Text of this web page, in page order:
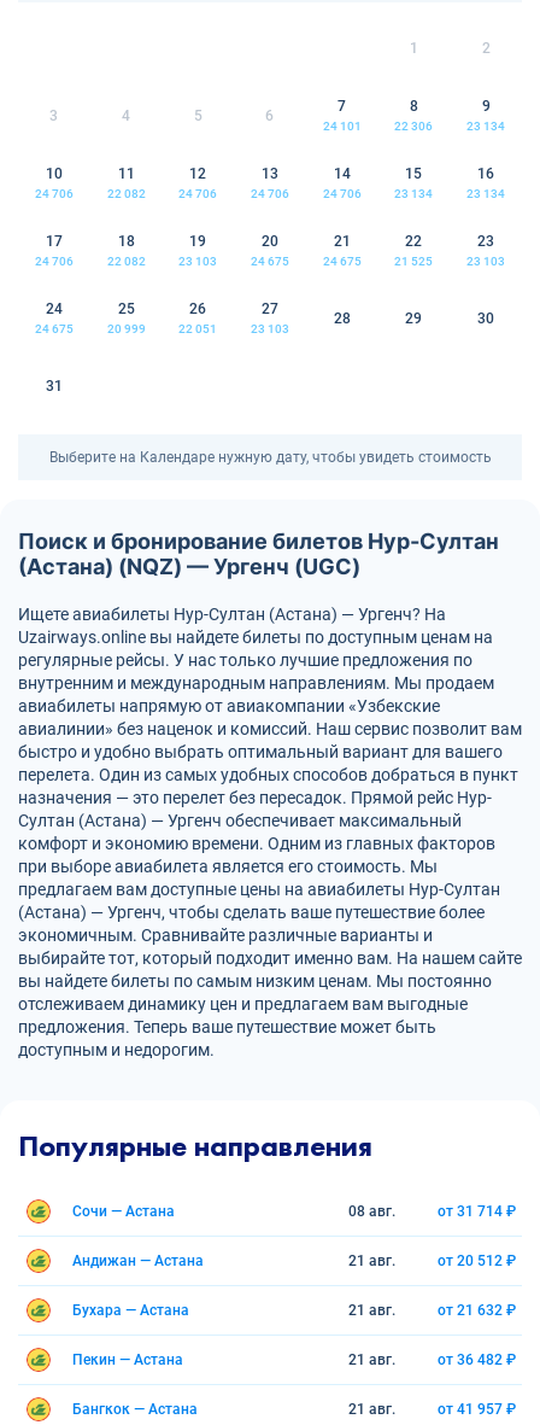
1 2
3 4 5 6
7
24 101
8
22 306
9
23 134
10
24 706
11
22 082
12
24 706
13
24 706
14
24 706
15
23 134
16
23 134
17
24 706
18
22 082
19
23 103
20
24 675
21
24 675
22
21 525
23
23 103
24
24 675
25
20 999
26
22 051
27
23 103
28 29 30
31
Выберите на Календаре нужную дату, чтобы увидеть стоимость
Поиск и бронирование билетов Нур-Султан
(Астана) (NQZ) — Ургенч (UGC)
Ищете авиабилеты Нур-Султан (Астана) — Ургенч? На
Uzairways.online вы найдете билеты по доступным ценам на
регулярные рейсы. У нас только лучшие предложения по
внутренним и международным направлениям. Мы продаем
авиабилеты напрямую от авиакомпании «Узбекские
авиалинии» без наценок и комиссий. Наш сервис позволит вам
быстро и удобно выбрать оптимальный вариант для вашего
перелета. Один из самых удобных способов добраться в пункт
назначения — это перелет без пересадок. Прямой рейс Нур-
Султан (Астана) — Ургенч обеспечивает максимальный
комфорт и экономию времени. Одним из главных факторов
при выборе авиабилета является его стоимость. Мы
предлагаем вам доступные цены на авиабилеты Нур-Султан
(Астана) — Ургенч, чтобы сделать ваше путешествие более
экономичным. Сравнивайте различные варианты и
выбирайте тот, который подходит именно вам. На нашем сайте
вы найдете билеты по самым низким ценам. Мы постоянно
отслеживаем динамику цен и предлагаем вам выгодные
предложения. Теперь ваше путешествие может быть
доступным и недорогим.
Популярные направления
Сочи — Астана 08 авг. от 31 714 ₽
Андижан — Астана 21 авг. от 20 512 ₽
Бухара — Астана 21 авг. от 21 632 ₽
Пекин — Астана 21 авг. от 36 482 ₽
Бангкок — Астана 21 авг. от 41 957 ₽